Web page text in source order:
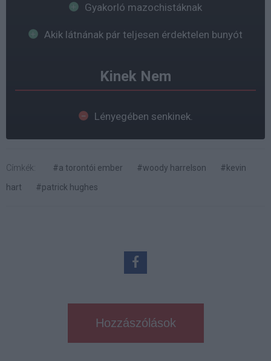
Gyakorló mazochistáknak
Akik látnának pár teljesen érdektelen bunyót
Kinek Nem
Lényegében senkinek.
Címkék: #a torontói ember #woody harrelson
#kevin
hart
#patrick hughes
Hozzászólások